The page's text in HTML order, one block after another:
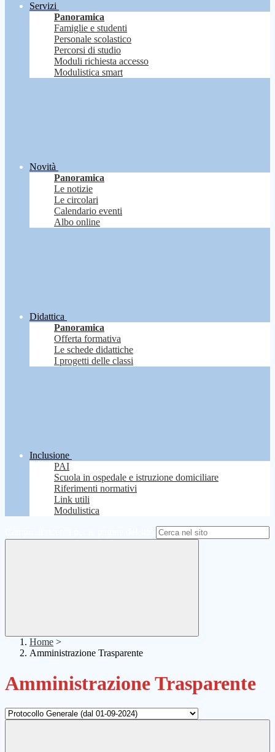
Servizi
Panoramica
Famiglie e studenti
Personale scolastico
Percorsi di studio
Moduli richiesta accesso
Modulistica smart
Novità
Panoramica
Le notizie
Le circolari
Calendario eventi
Albo online
Didattica
Panoramica
Offerta formativa
Le schede didattiche
I progetti delle classi
Inclusione
PAI
Scuola in ospedale e istruzione domiciliare
Riferimenti normativi
Link utili
Modulistica
Home >
Amministrazione Trasparente
Amministrazione Trasparente